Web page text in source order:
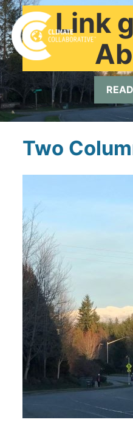
Skip navigation
Link
Two